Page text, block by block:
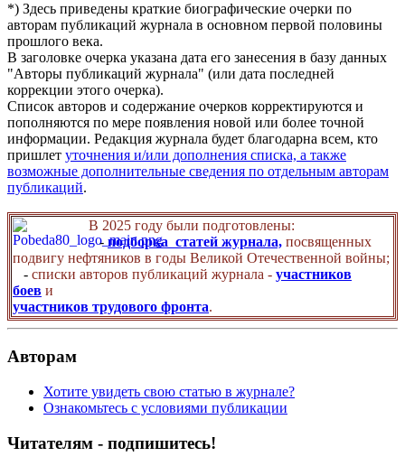
*) Здесь приведены краткие биографические очерки по
авторам публикаций журнала в основном первой половины
прошлого века.
В заголовке очерка указана дата его занесения в базу данных
"Авторы публикаций журнала" (или дата последней
коррекции этого очерка).
Список авторов и содержание очерков корректируются и
пополняются по мере появления новой или более точной
информации. Редакция журнала будет благодарна всем, кто
пришлет уточнения и/или дополнения списка, а также
возможные дополнительные сведения по отдельным авторам
публикаций.
В 2025 году были подготовлены:
- подборка статей журнала, посвященных
подвигу нефтяников в годы Великой Отечественной войны;
- списки авторов публикаций журнала - участников
боев и
участников трудового фронта.
Авторам
Хотите увидеть свою статью в журнале?
Ознакомьтесь с условиями публикации
Читателям - подпишитесь!